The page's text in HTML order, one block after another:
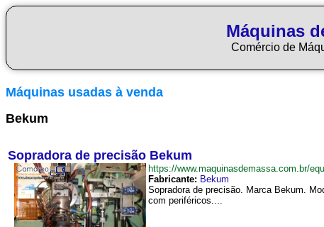
Máquinas
Comércio de
Máquinas usadas à venda
Bekum
Sopradora de precisão Bekum
https://www.maquinasdemassa.com.br/
Fabricante: Bekum
Sopradora de precisão. Marca Bekum.
com periféricos....